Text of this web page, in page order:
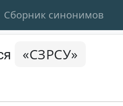
Сборник синонимов
«СЗРСУ»